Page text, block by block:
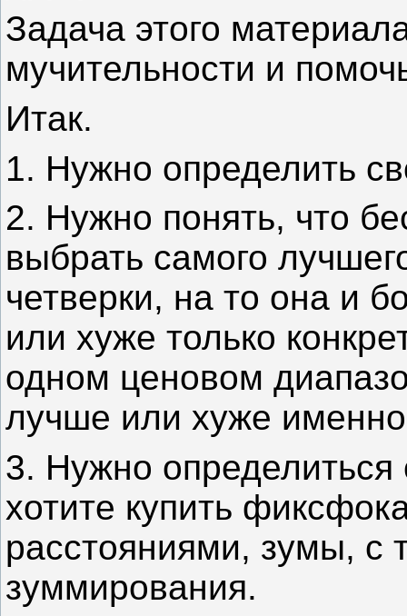
Задача этого
мучительности и
Итак.
1. Нужно определить
2. Нужно понять, что
выбрать самого
четверки, на то она и
или хуже только
одном ценовом
лучше или хуже
3. Нужно определиться
хотите купить
расстояниями, зумы, с
зуммирования.